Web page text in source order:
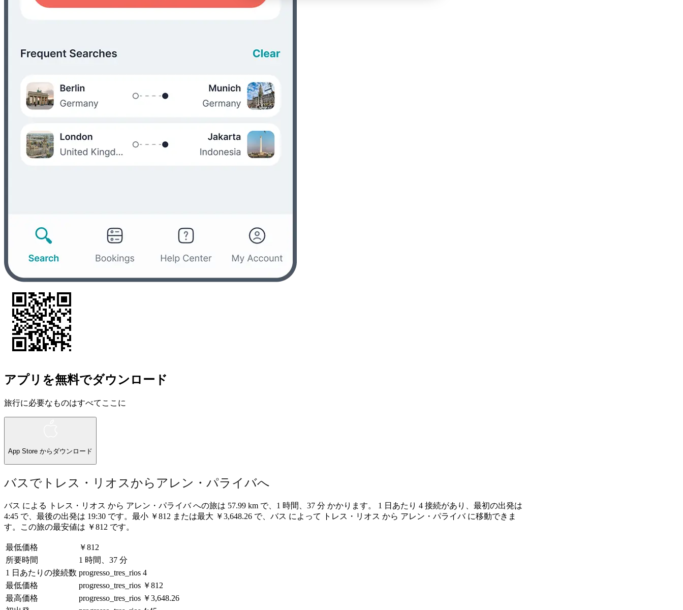
アプリを無料でダウンロード
旅行に必要なものはすべてここに
App Store からダウンロード
バスでトレス・リオスからアレン・パライバへ
バス による トレス・リオス から アレン・パライバ への旅は 57.99 km で、1 時間、37 分 かかります。 1 日あたり 4 接続があり、最初の出発は
4:45 で、最後の出発は 19:30 です。最小 ￥812 または最大 ￥3,648.26 で、バス によって トレス・リオス から アレン・パライバ に移動できま
す。この旅の最安値は ￥812 です。
最低価格
￥812
所要時間
1 時間、37 分
1 日あたりの接続数 progresso_tres_rios 4
最低価格
progresso_tres_rios ￥812
最高価格
progresso_tres_rios ￥3,648.26